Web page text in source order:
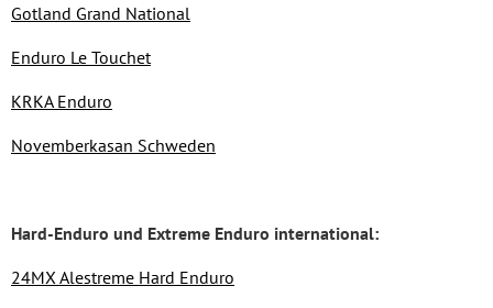
Gotland Grand National
Enduro Le Touchet
KRKA Enduro
Novemberkasan Schweden
Hard-Enduro und Extreme Enduro international:
24MX Alestreme Hard Enduro